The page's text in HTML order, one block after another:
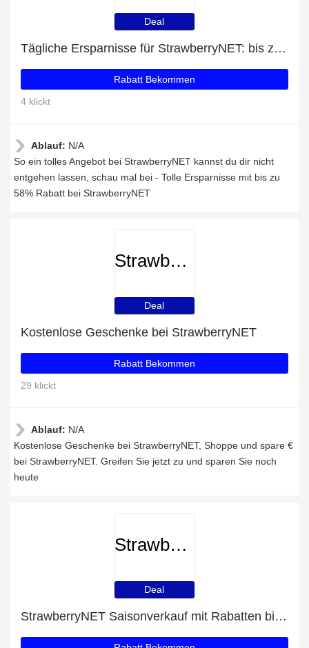
Deal
Tägliche Ersparnisse für StrawberryNET: bis zu 58% Rabatt + kostenlose Geschenke und mehr
Rabatt Bekommen
4 klickt
Ablauf: N/A
So ein tolles Angebot bei StrawberryNET kannst du dir nicht
entgehen lassen, schau mal bei - Tolle Ersparnisse mit bis zu
58% Rabatt bei StrawberryNET
StrawberryNET
Deal
Kostenlose Geschenke bei StrawberryNET
Rabatt Bekommen
29 klickt
Ablauf: N/A
Kostenlose Geschenke bei StrawberryNET, Shoppe und spare €
bei StrawberryNET. Greifen Sie jetzt zu und sparen Sie noch
heute
StrawberryNET
Deal
StrawberryNET Saisonverkauf mit Rabatten bis zu 58%